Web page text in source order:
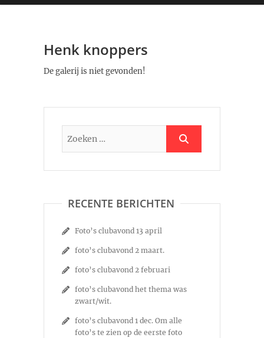
Henk knoppers
De galerij is niet gevonden!
RECENTE BERICHTEN
Foto’s clubavond 13 april
foto’s clubavond 2 maart.
foto’s clubavond 2 februari
foto’s clubavond het thema was
zwart/wit.
foto’s clubavond 1 dec. Om alle
foto’s te zien op de eerste foto